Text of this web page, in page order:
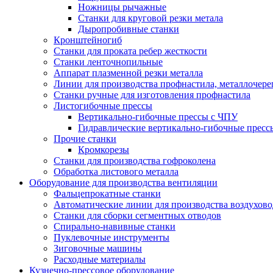
Ножницы рычажные
Станки для круговой резки метала
Дыропробивные станки
Кронштейногиб
Станки для проката ребер жесткости
Станки ленточнопильные
Аппарат плазменной резки металла
Линии для производства профнастила,
Станки ручные для изготовления профнастила
Листогибочные прессы
Вертикально-гибочные прессы с ЧПУ
Гидравлические вертикально-гибочные
Прочие станки
Кромкорезы
Станки для производства гофроколена
Обработка листового металла
Оборудование для производства вентиляции
Фальцепрокатные станки
Автоматические линии для производства
Станки для сборки сегментных отводов
Спирально-навивные станки
Пуклевочные инструменты
Зиговочные машины
Расходные материалы
Кузнечно-прессовое оборудование